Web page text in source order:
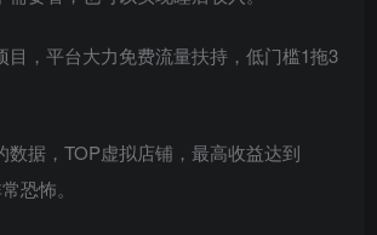
目，平台大力免费流量扶持，低门槛1拖3
数据，TOP虚拟店铺，最高收益达到
恐怖。